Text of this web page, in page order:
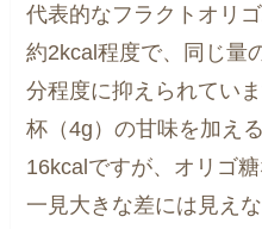
代表的なフラクトオリ
約2kcal程度で、同じ量
分程度に抑えられてい
杯（4g）の甘味を加え
16kcalですが、オリゴ
一見大きな差には見え